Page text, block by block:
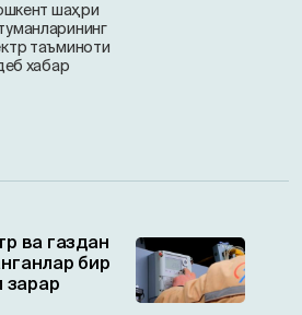
шаҳри
таъминоти
хабар
ва газдан
бир
зарар